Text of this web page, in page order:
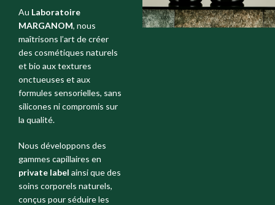
Au Laboratoire
MARGANOM, nous
maîtrisons l’art de créer
des cosmétiques naturels
et bio aux textures
onctueuses et aux
formules sensorielles, sans
silicones ni compromis sur
la qualité.
Nous développons des
gammes capillaires en
private label ainsi que des
soins corporels naturels,
conçus pour séduire les